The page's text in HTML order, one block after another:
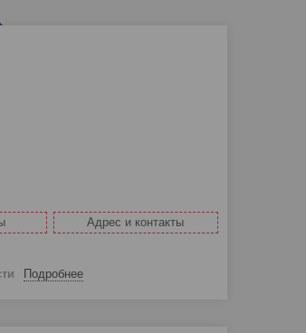
Адрес и контакты
Подробнее